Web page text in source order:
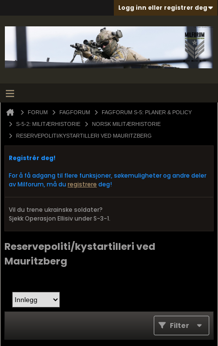
Logg inn eller registrer deg
FORUM FAGFORUM
FAGFORUM S-5: PLANER & POLICY
S-5-2: MILITÆRHISTORIE
NORSK MILITÆRHISTORIE
RESERVEPOLITI/KYSTARTILLERI VED MAURITZBERG
Registrér deg!
For å få adgang til flere funksjoner, søkemuligheter og andre deler
av Milforum, må du registrere deg!
Vil du trene ukrainske soldater?
Sjekk Operasjon Ellisiv under S-3-1.
Reservepoliti/kystartilleri ved
Mauritzberg
Filter